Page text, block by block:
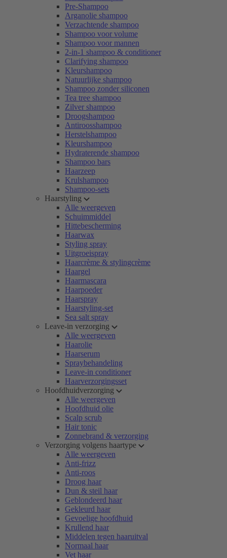
Pre-Shampoo
Arganolie shampoo
Verzachtende shampoo
Shampoo voor volume
Shampoo voor mannen
2-in-1 shampoo & conditioner
Clarifying shampoo
Kleurshampoo
Natuurlijke shampoo
Shampoo zonder siliconen
Tea tree shampoo
Zilver shampoo
Droogshampoo
Antiroosshampoo
Herstelshampoo
Kleurshampoo
Hydraterende shampoo
Shampoo bars
Haarzeep
Krulshampoo
Shampoo-sets
Haarstyling
Alle weergeven
Schuimmiddel
Hittebescherming
Haarwax
Styling spray
Uitgroeispray
Haarcrème & stylingcrème
Haargel
Haarmascara
Haarpoeder
Haarspray
Haarstyling-set
Sea salt spray
Leave-in verzorging
Alle weergeven
Haarolie
Haarserum
Spraybehandeling
Leave-in conditioner
Haarverzorgingsset
Hoofdhuidverzorging
Alle weergeven
Hoofdhuid olie
Scalp scrub
Hair tonic
Zonnebrand & verzorging
Verzorging volgens haartype
Alle weergeven
Anti-frizz
Anti-roos
Droog haar
Dun & steil haar
Geblondeerd haar
Gekleurd haar
Gevoelige hoofdhuid
Krullend haar
Middelen tegen haaruitval
Normaal haar
Vet haar